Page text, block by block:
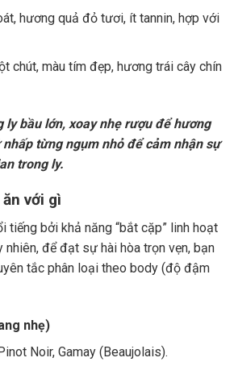
hương quả đỏ tươi, ít tannin, hợp với
chút, màu tím đẹp, hương trái cây chín
ly bầu lớn, xoay nhẹ rượu để hương
từng ngụm nhỏ để cảm nhận sự
trong ly.
với gì
tiếng bởi khả năng “bắt cặp” linh hoạt
nhiên, để đạt sự hài hòa trọn vẹn, bạn
tắc phân loại theo body (độ đậm
nhẹ)
Noir, Gamay (Beaujolais).